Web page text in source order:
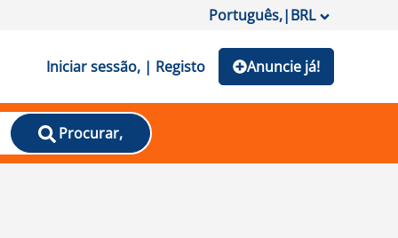
Português,|BRL
Iniciar sessão, | Registo Anuncie já!
Procurar,